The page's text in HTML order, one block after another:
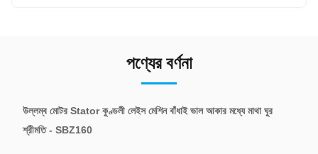
পণ্যের বর্ণনা
উল্লম্ব মোটর Stator কুণ্ডলী লেইস মেশিন বাঁধাই ভাল আকার মধ্যে মাথা ঘুর
শ্রীমতি - SBZ160